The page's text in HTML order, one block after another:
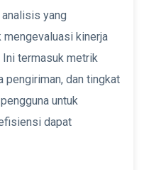
yang
mengevaluasi kinerja
Ini termasuk metrik
pengiriman, dan tingkat
untuk
dapat